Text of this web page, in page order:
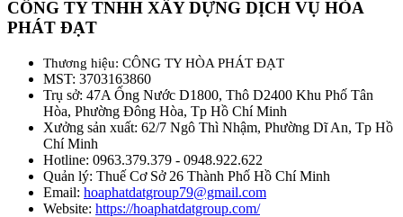
CÔNG TY TNHH XÂY DỰNG DỊCH VỤ HÒA
PHÁT ĐẠT
Thương hiệu: CÔNG TY HÒA PHÁT ĐẠT
MST: 3703163860
Trụ sở: 47A Ống Nước D1800, Thô D2400 Khu Phố Tân
Hòa, Phường Đông Hòa, Tp Hồ Chí Minh
Xưởng sản xuất: 62/7 Ngô Thì Nhậm, Phường Dĩ An, Tp Hồ
Chí Minh
Hotline: 0963.379.379 - 0948.922.622
Quản lý: Thuế Cơ Sở 26 Thành Phố Hồ Chí Minh
Email: hoaphatdatgroup79@gmail.com
Website: https://hoaphatdatgroup.com/